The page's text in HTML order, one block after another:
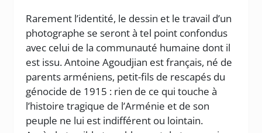
Rarement l’identité, le dessin et le travail d’un
photographe se seront à tel point confondus
avec celui de la communauté humaine dont il
est issu. Antoine Agoudjian est français, né de
parents arméniens, petit-fils de rescapés du
génocide de 1915 : rien de ce qui touche à
l’histoire tragique de l’Arménie et de son
peuple ne lui est indifférent ou lointain.